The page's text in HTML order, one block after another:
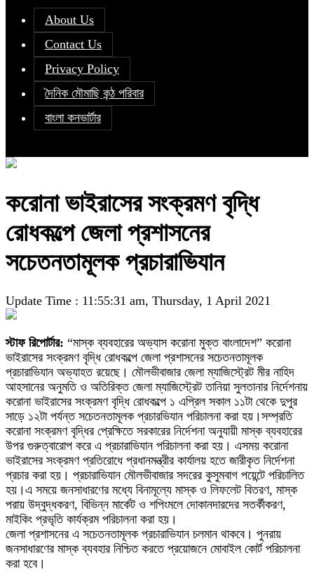
About Us
Contact Us
Privacy Policy
দৈনিক মৌমাছি কন্ঠ পরিবার
বাংলা কনভার্টার
করোনা ভাইরাসের সংক্রমণ বৃদ্ধি
রোধকল্পে জেলা প্রশাসনের
সচেতনতামূলক প্রচারাভিযান
Update Time : 11:55:31 am, Thursday, 1 April 2021
স্টাফ রিপোর্টার: “মাস্ক ব্যবহারের অভ্যাস করোনা মুক্ত বাংলাদেশ” করোনা
ভাইরাসের সংক্রমণ বৃদ্ধি রোধকল্পে জেলা প্রশাসনের সচেতনতামূলক
প্রচারাভিযান অভ্যাহত রয়েছে। মৌলভীবাজার জেলা ম্যাজিস্ট্রেট মীর নাহিদ
আহসানের অনুমতি ও অতিরিক্ত জেলা ম্যাজিস্ট্রেট তানিয়া সুলতানার নির্দেশনায়
করোনা ভাইরাসের সংক্রমণ বৃদ্ধি রোধকল্পে ১ এপ্রিল সকাল ১১টা থেকে দুপুর
সাড়ে ১২টা পর্যন্ত সচেতনতামূলক প্রচারভিযান পরিচালনা করা হয়।সম্প্রতি
করোনা সংক্রমণ বৃদ্ধির প্রেক্ষিতে সরকারের নির্দেশনা অনুযায়ী মাস্ক ব্যবহারের
উপর গুরুত্বারোপ করে এ প্রচারাভিযান পরিচালনা করা হয়। এসময় করোনা
ভাইরাসের সংক্রমণ প্রতিরোধে প্রধানমন্ত্রীর কার্যালয় হতে জারীকৃত নির্দেশনা
প্রচার করা হয়। প্রচারাভিযান মৌলভীবাজার সদরের কুসুমবাগ পয়েন্টে পরিচালিত
হয়।এ সময়ে জনসাধারণের মধ্যে বিনামূল্যে মাস্ক ও লিফলেট বিতরণ, মাস্ক
পরায় উদ্বুদ্ধকরণ, বিভিন্ন মার্কেট ও শপিংমলে দোকানদারদের সতর্কীকরণ,
মাইকিং প্রভৃতি কার্যক্রম পরিচালনা করা হয়।
জেলা প্রশাসনের এ সচেতনতামূলক প্রচারাভিযান চলমান থাকবে। পুনরায়
জনসাধারণের মাস্ক ব্যবহার নিশ্চিত করতে প্রয়োজনে মোবাইল কোর্ট পরিচালনা
করা হবে।